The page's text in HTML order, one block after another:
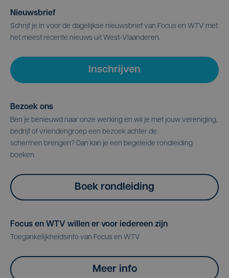
Nieuwsbrief
Schrijf je in voor de dagelijkse nieuwsbrief van Focus en WTV met
het meest recente nieuws uit West-Vlaanderen.
Inschrijven
Bezoek ons
Ben je benieuwd naar onze werking en wil je met jouw vereniging,
bedrijf of vriendengroep een bezoek achter de
schermen brengen? Dan kan je een begeleide rondleiding
boeken.
Boek rondleiding
Focus en WTV willen er voor iedereen zijn
Toegankelijkheidsinfo van Focus en WTV
Meer info